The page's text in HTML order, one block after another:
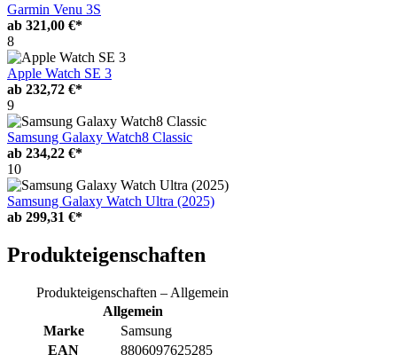
Garmin Venu 3S
ab 321,00 €*
8
Apple Watch SE 3
ab 232,72 €*
9
Samsung Galaxy Watch8 Classic
ab 234,22 €*
10
Samsung Galaxy Watch Ultra (2025)
ab 299,31 €*
Produkteigenschaften
Produkteigenschaften – Allgemein
Allgemein
Marke
Samsung
EAN
8806097625285